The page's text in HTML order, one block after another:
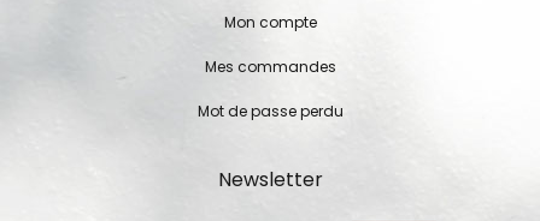
Mon compte
Mes commandes
Mot de passe perdu
Newsletter